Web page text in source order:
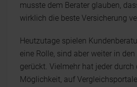
musste dem Berater glauben,
wirklich die beste Versicherung
Heutzutage spielen
eine Rolle, sind aber weiter in
gerückt. Vielmehr hat jeder durch
Möglichkeit, auf